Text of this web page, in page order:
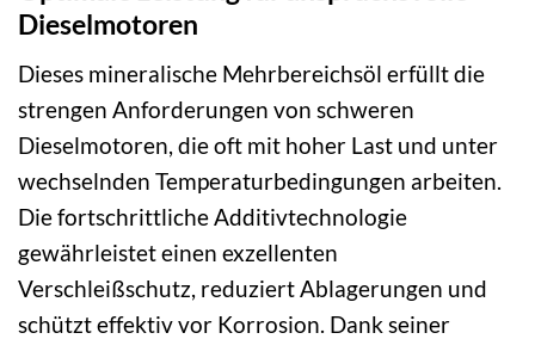
Dieselmotoren
Dieses mineralische Mehrbereichsöl erfüllt die
strengen Anforderungen von schweren
Dieselmotoren, die oft mit hoher Last und unter
wechselnden Temperaturbedingungen arbeiten.
Die fortschrittliche Additivtechnologie
gewährleistet einen exzellenten
Verschleißschutz, reduziert Ablagerungen und
schützt effektiv vor Korrosion. Dank seiner